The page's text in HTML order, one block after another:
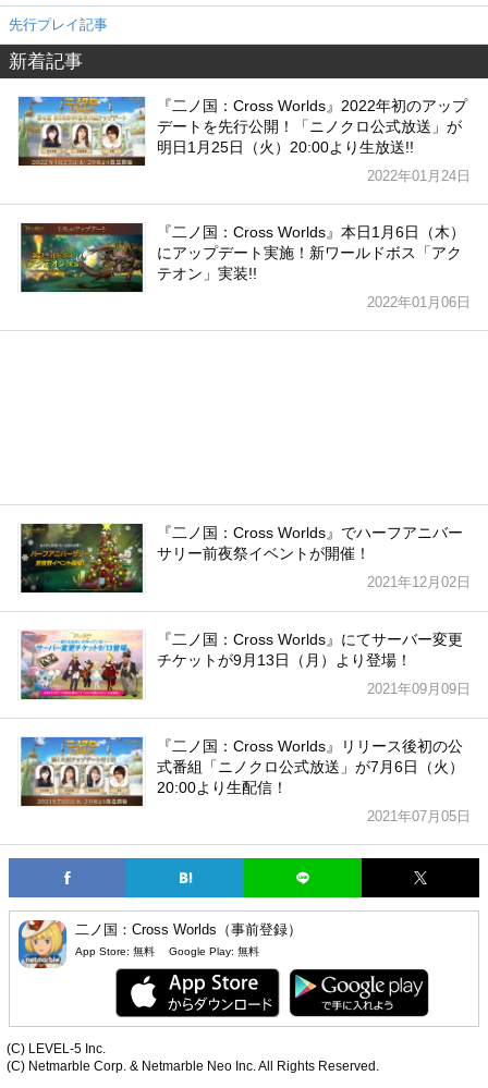
先行プレイ記事
新着記事
『二ノ国：Cross Worlds』2022年初のアップ
デートを先行公開！「ニノクロ公式放送」が
明日1月25日（火）20:00より生放送!!
2022年01月24日
『二ノ国：Cross Worlds』本日1月6日（木）
にアップデート実施！新ワールドボス「アク
テオン」実装!!
2022年01月06日
『二ノ国：Cross Worlds』でハーフアニバー
サリー前夜祭イベントが開催！
2021年12月02日
『二ノ国：Cross Worlds』にてサーバー変更
チケットが9月13日（月）より登場！
2021年09月09日
『二ノ国：Cross Worlds』リリース後初の公
式番組「ニノクロ公式放送」が7月6日（火）
20:00より生配信！
2021年07月05日
二ノ国：Cross Worlds（事前登録）
App Store: 無料 Google Play: 無料
(C) LEVEL-5 Inc.
(C) Netmarble Corp. & Netmarble Neo Inc. All Rights Reserved.